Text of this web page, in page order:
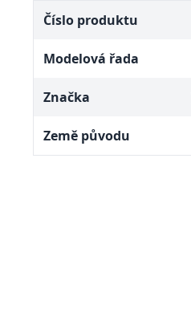
Číslo produktu
Modelová řada
Značka
Země původu